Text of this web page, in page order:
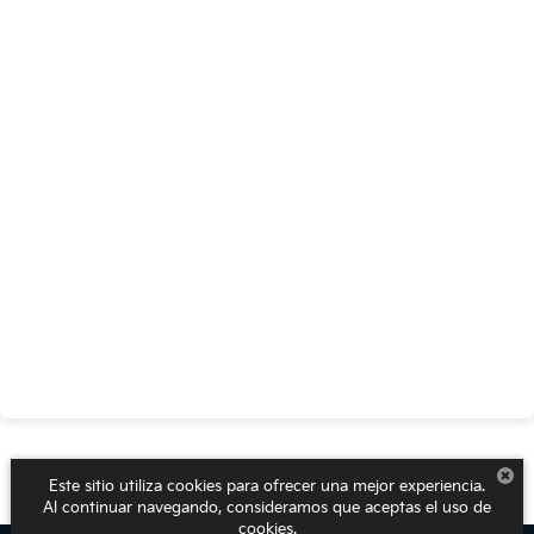
Este sitio utiliza cookies para ofrecer una mejor experiencia.
Al continuar navegando, consideramos que aceptas el uso de
cookies.